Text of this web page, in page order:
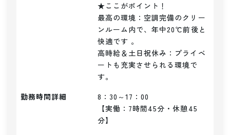
★ここがポイント！
最高の環境：空調完備のクリー
ンルーム内で、年中20℃前後と
快適です 。
高時給＆土日祝休み：プライベ
ートも充実させられる環境で
す。
勤務時間詳細
8：30～17：00
【実働：7時間45分・休憩45
分】